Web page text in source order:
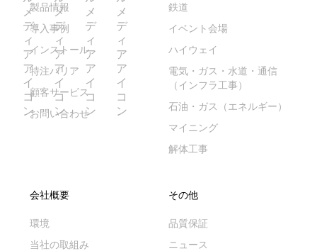
製品情報
導入事例
インストール
特注バリア
顧客サービス
お問い合わせ
鉄道
イベント会場
ハイウェイ
電気・ガス・水道・通信
（インフラ工事）
石油・ガス（エネルギー）
マイニング
解体工事
会社概要
環境
当社の取組み
その他
品質保証
ニュース